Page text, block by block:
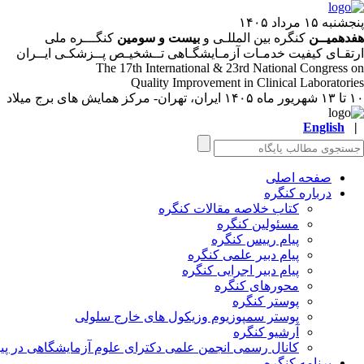
پنجشنبه ۱۵ مرداد ۱۴۰۵
هفدهمیــن کنگره بین المللـی و بیست و سومین کنگـــره ملی
ارتقـای کیفیت خدمـات آزمـایشگـاهی تــشخیـص پــزشکـی ایــران
The 17th International & 23rd National Congress on
Quality Improvement in Clinical Laboratories
۱۰ تا ۱۳ شهریور ماه ۱۴۰۵
ایران، تهران- مرکز همایش های برج میلاد
|
English
صفحه اصلی
درباره کنگره
کتاب خلاصه مقالات کنگره
مسئولین کنگره
پیام رییس کنگره
پیام دبیر علمی کنگره
پیام دبیر اجرایی کنگره
محورهای کنگره
پوستر کنگره
پوستر سمپوزیوم وزیکول های خارج سلولی
آرشیو کنگره
کانال رسمی انجمن علمی دکترای علوم آزمایشگاهی در